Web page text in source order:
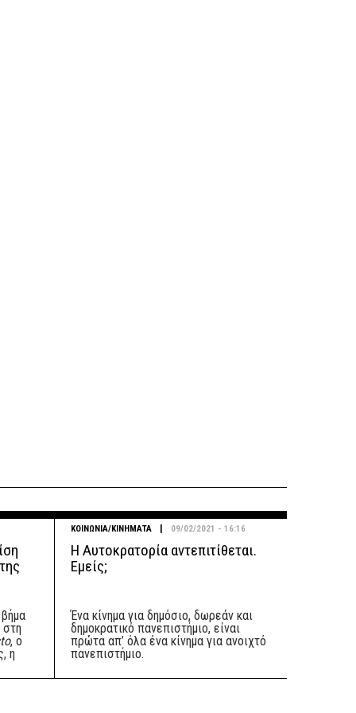
, ο
η
ΚΟΙΝΩΝΙΑ/ΚΙΝΗΜΑΤΑ 09/02/2021 - 16:16
Η Αυτοκρατορία αντεπιτίθεται.
Εμείς;
Ένα κίνημα για δημόσιο, δωρεάν και
δημοκρατικό πανεπιστήμιο, είναι
πρώτα απ’ όλα ένα κίνημα για ανοιχτό
πανεπιστήμιο.